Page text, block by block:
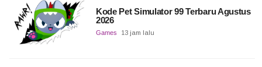
Kode Pet Simulator 99 Terbaru Agustus
2026
Games 13 jam lalu